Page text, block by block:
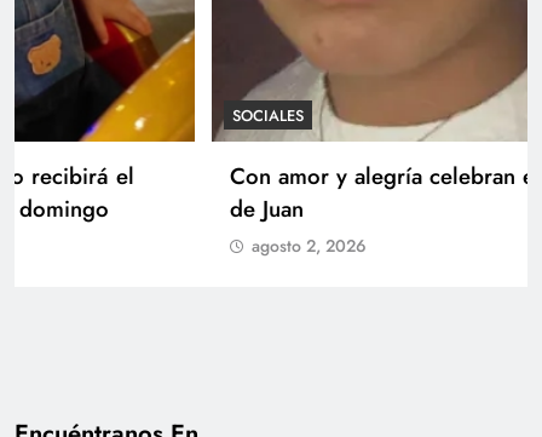
SOCIALES
Con amor y alegría celebran el cumpleaños
de Juan